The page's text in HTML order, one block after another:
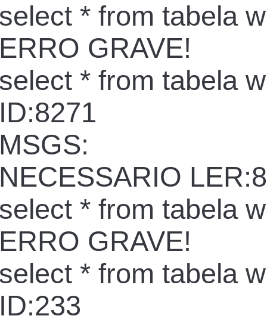
* from tabela
GRAVE!
* from tabela
* from tabela
GRAVE!
* from tabela